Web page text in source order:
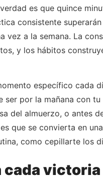
es que quince
consistente
vez a la semana. La
y los hábitos
específico cada
ser por la mañana con tu
del almuerzo, o antes
que se convierta en
como cepillarte los
cada victoria